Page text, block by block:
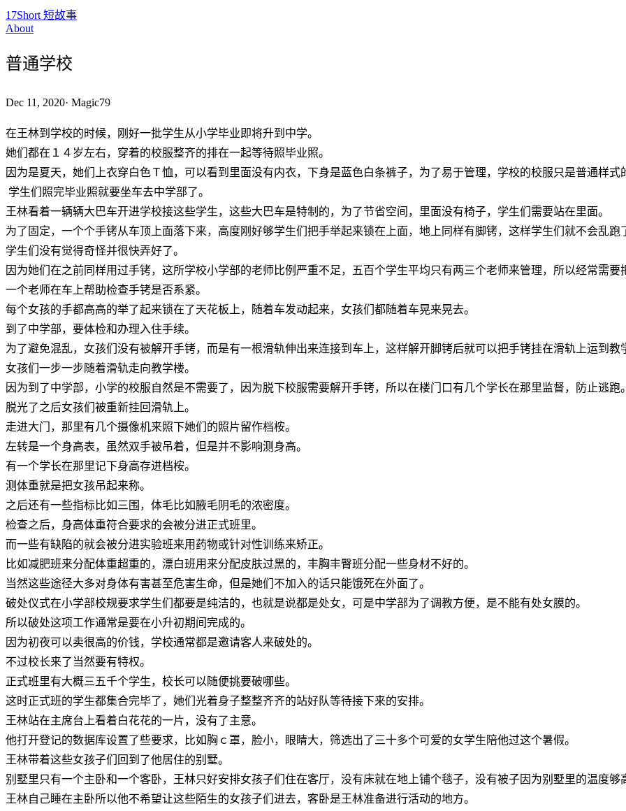
17Short 短故事
About
普通学校
Dec 11, 2020· Magic79
在王林到学校的时候，刚好一批学生从小学毕业即将升到中学。
她们都在１４岁左右，穿着的校服整齐的排在一起等待照毕业照。
因为是夏天，她们上衣穿白色Ｔ恤，可以看到里面没有内衣，下身是蓝色白条裤子，为了易于管理，学校的校服只是普通样式
学生们照完毕业照就要坐车去中学部了。
王林看着一辆辆大巴车开进学校接这些学生，这些大巴车是特制的，为了节省空间，里面没有椅子，学生们需要站在里面。
为了固定，一个个手铐从车顶上面落下来，高度刚好够学生们把手举起来锁在上面，地上同样有脚铐，这样学生们就不会乱跑
学生们没有觉得奇怪并很快弄好了。
因为她们在之前同样用过手铐，这所学校小学部的老师比例严重不足，五百个学生平均只有两三个老师来管理，所以经常需要
一个老师在车上帮助检查手铐是否系紧。
每个女孩的手都高高的举了起来锁在了天花板上，随着车发动起来，女孩们都随着车晃来晃去。
到了中学部，要体检和办理入住手续。
为了避免混乱，女孩们没有被解开手铐，而是有一根滑轨伸出来连接到车上，这样解开脚铐后就可以把手铐挂在滑轨上运到教
女孩们一步一步随着滑轨走向教学楼。
因为到了中学部，小学的校服自然是不需要了，因为脱下校服需要解开手铐，所以在楼门口有几个学长在那里监督，防止逃跑。
脱光了之后女孩们被重新挂回滑轨上。
走进大门，那里有几个摄像机来照下她们的照片留作档桉。
左转是一个身高表，虽然双手被吊着，但是并不影响测身高。
有一个学长在那里记下身高存进档桉。
测体重就是把女孩吊起来称。
之后还有一些指标比如三围，体毛比如腋毛阴毛的浓密度。
检查之后，身高体重符合要求的会被分进正式班里。
而一些有缺陷的就会被分进实验班来用药物或针对性训练来矫正。
比如减肥班来分配体重超重的，漂白班用来分配皮肤过黑的，丰胸丰臀班分配一些身材不好的。
当然这些途径大多对身体有害甚至危害生命，但是她们不加入的话只能饿死在外面了。
破处仪式在小学部校规要求学生们都要是纯洁的，也就是说都是处女，可是中学部为了调教方便，是不能有处女膜的。
所以破处这项工作通常是要在小升初期间完成的。
因为初夜可以卖很高的价钱，学校通常都是邀请客人来破处的。
不过校长来了当然要有特权。
正式班里有大概三五千个学生，校长可以随便挑要破哪些。
这时正式班的学生都集合完毕了，她们光着身子整整齐齐的站好队等待接下来的安排。
王林站在主席台上看着白花花的一片，没有了主意。
他打开登记的数据库设置了些要求，比如胸ｃ罩，脸小，眼睛大，筛选出了三十多个可爱的女学生陪他过这个暑假。
王林带着这些女孩子们回到了他居住的别墅。
别墅里只有一个主卧和一个客卧，王林只好安排女孩子们住在客厅，没有床就在地上铺个毯子，没有被子因为别墅里的温度够
王林自己睡在主卧所以他不希望让这些陌生的女孩子们进去，客卧是王林准备进行活动的地方。